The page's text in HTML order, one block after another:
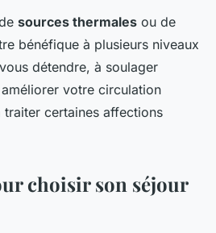
sources thermales ou de
bénéfique à plusieurs niveaux
détendre, à soulager
votre circulation
traiter certaines affections
choisir son séjour